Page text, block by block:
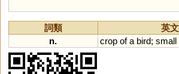
詞類
英
n.
crop of a bird; small